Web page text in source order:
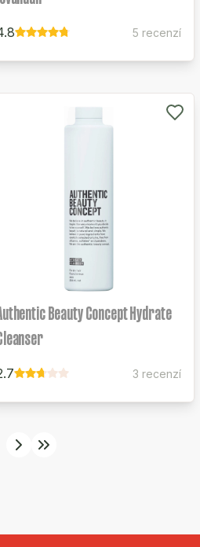
5 recenzí
Beauty Concept Hydrate
3 recenzí
pages